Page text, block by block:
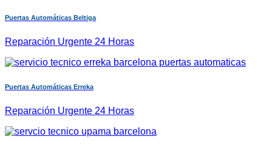
Puertas Automáticas Beltiga
Reparación Urgente 24 Horas
Puertas Automáticas Erreka
Reparación Urgente 24 Horas